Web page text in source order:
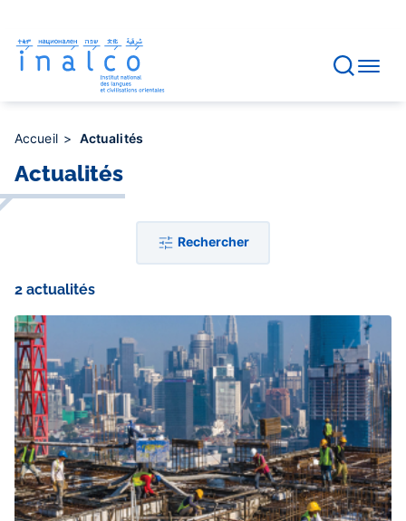
contenu
principal
Accueil Actualités
Actualités
Rechercher
2 actualités